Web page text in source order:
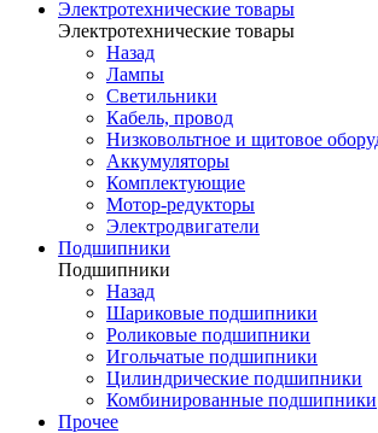
Электротехнические товары
Электротехнические товары
Назад
Лампы
Светильники
Кабель, провод
Низковольтное и щитовое
Аккумуляторы
Комплектующие
Мотор-редукторы
Электродвигатели
Подшипники
Подшипники
Назад
Шариковые подшипники
Роликовые подшипники
Игольчатые подшипники
Цилиндрические подшипники
Комбинированные подшипники
Прочее